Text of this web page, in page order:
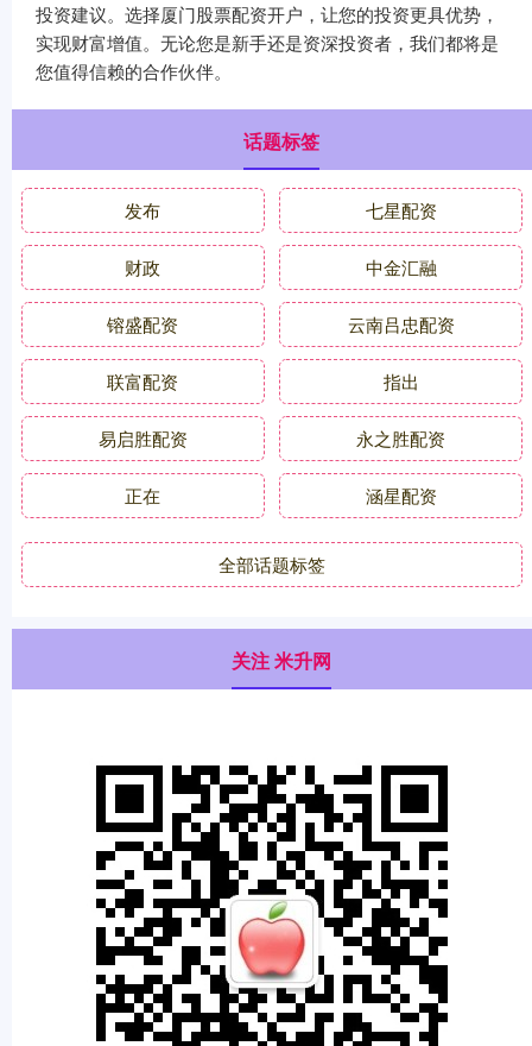
投资建议。选择厦门股票配资开户，让您的投资更具优势，
实现财富增值。无论您是新手还是资深投资者，我们都将是
您值得信赖的合作伙伴。
话题标签
发布 七星配资
财政 中金汇融
镕盛配资 云南吕忠配资
联富配资 指出
易启胜配资 永之胜配资
正在 涵星配资
全部话题标签
关注 米升网